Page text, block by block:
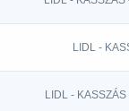
LIDL -
LIDL -